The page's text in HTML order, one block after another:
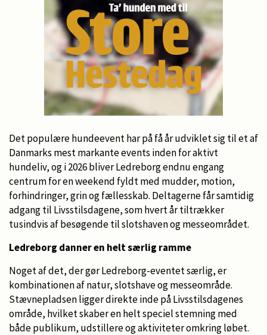
Det populære hundeevent har på få år udviklet sig til et af
Danmarks mest markante events inden for aktivt
hundeliv, og i 2026 bliver Ledreborg endnu engang
centrum for en weekend fyldt med mudder, motion,
forhindringer, grin og fællesskab. Deltagerne får samtidig
adgang til Livsstilsdagene, som hvert år tiltrækker
tusindvis af besøgende til slotshaven og messeområdet.
Ledreborg danner en helt særlig ramme
Noget af det, der gør Ledreborg-eventet særlig, er
kombinationen af natur, slotshave og messeområde.
Stævnepladsen ligger direkte inde på Livsstilsdagenes
område, hvilket skaber en helt speciel stemning med
både publikum, udstillere og aktiviteter omkring løbet.